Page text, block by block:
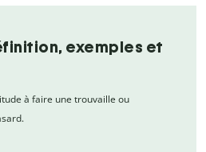
exemples et
à faire une trouvaille ou